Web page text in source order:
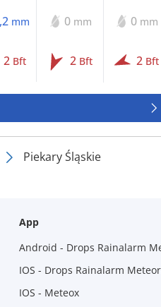
mm
2 Bft
0 mm
2 Bft
0 mm
2 Bft
Piekary Śląskie
App
Android - Drops Rainalarm
IOS - Drops Rainalarm
IOS - Meteox